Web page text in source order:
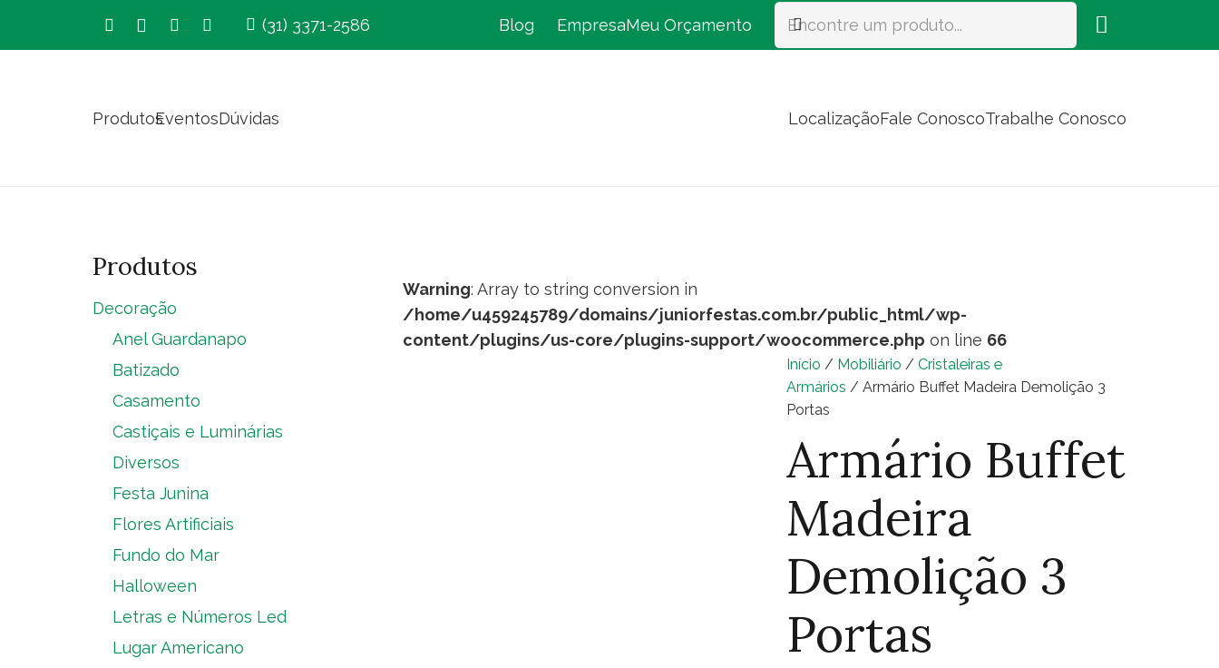
(31) 3371-2586 Blog EmpresaMeu Orçamento
ProdutosEventosDúvidas LocalizaçãoFale ConoscoTrabalhe Conosco
Warning: Array to string conversion in
/home/u459245789/domains/juniorfestas.com.br/public_html/wp-
content/plugins/us-core/plugins-support/woocommerce.php on line 66
Início / Mobiliário / Cristaleiras e
Armários / Armário Buffet Madeira Demolição 3
Portas
Armário Buffet
Madeira
Demolição 3
Portas
Produtos
Decoração
Anel Guardanapo
Batizado
Casamento
Castiçais e Luminárias
Diversos
Festa Junina
Flores Artificiais
Fundo do Mar
Halloween
Letras e Números Led
Lugar Americano